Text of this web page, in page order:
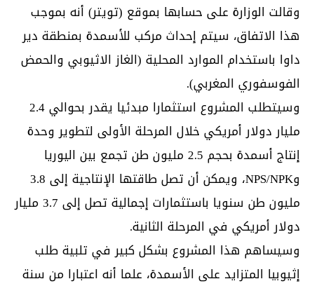
وقالت الوزارة على حسابها بموقع (تويتر) أنه بموجب
هذا الاتفاق، سيتم إحداث مركب للأسمدة بمنطقة دير
داوا باستخدام الموارد المحلية (الغاز الاثيوبي والحمض
الفوسفوري المغربي).
وسيتطلب المشروع استثمارا مبدئيا يقدر بحوالي 2.4
مليار دولار أمريكي خلال المرحلة الأولى لتطوير وحدة
إنتاج أسمدة بحجم 2.5 مليون طن تجمع بين اليوريا
وNPS/NPK، ويمكن أن تصل طاقتها الإنتاجية إلى 3.8
مليون طن سنويا باستثمارات إجمالية تصل إلى 3.7 مليار
دولار أمريكي في المرحلة الثانية.
وسيساهم هذا المشروع بشكل كبير في تلبية طلب
إثيوبيا المتزايد على الأسمدة، علما أنه اعتبارا من سنة